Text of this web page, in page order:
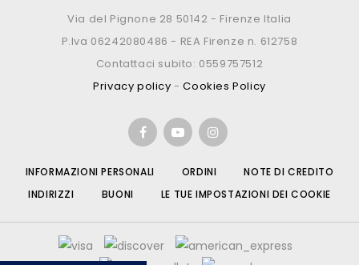
Via del Pignone 28 50142 - Firenze Italia
P.Iva 06242080486 - REA Firenze n. 612758
Contattaci subito: 0559757512
Privacy policy -Cookies Policy
INFORMAZIONI PERSONALI ORDINI
NOTE DI CREDITO
INDIRIZZI
BUONI LE TUE IMPOSTAZIONI DEI COOKIE